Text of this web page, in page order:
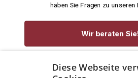
haben Sie Fragen zu unseren
Wir beraten
service@rennecke-medic.com
Diese Webseite